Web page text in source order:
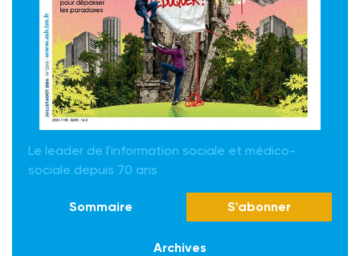
Le leader de l'information sociale et médico-
sociale depuis 70 ans
Sommaire S'abonner
Archives